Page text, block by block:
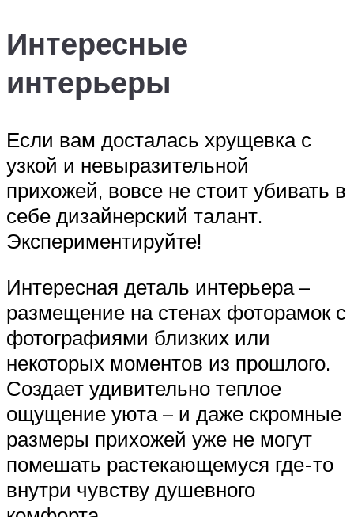
Интересные
интерьеры
Если вам досталась хрущевка с
узкой и невыразительной
прихожей, вовсе не стоит убивать в
себе дизайнерский талант.
Экспериментируйте!
Интересная деталь интерьера –
размещение на стенах фоторамок с
фотографиями близких или
некоторых моментов из прошлого.
Создает удивительно теплое
ощущение уюта – и даже скромные
размеры прихожей уже не могут
помешать растекающемуся где-то
внутри чувству душевного